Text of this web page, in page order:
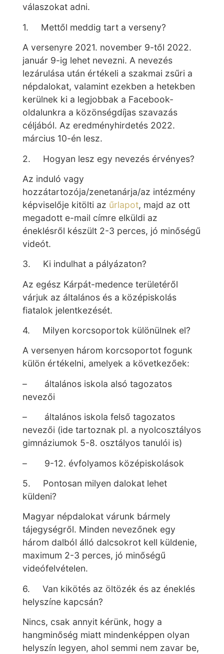
válaszokat adni.
1. Mettől meddig tart a verseny?
A versenyre 2021. november 9-től 2022.
január 9-ig lehet nevezni. A nevezés
lezárulása után értékeli a szakmai zsűri a
népdalokat, valamint ezekben a hetekben
kerülnek ki a legjobbak a Facebook-
oldalunkra a közönségdíjas szavazás
céljából. Az eredményhirdetés 2022.
március 10-én lesz.
2. Hogyan lesz egy nevezés érvényes?
Az induló vagy
hozzátartozója/zenetanárja/az intézmény
képviselője kitölti az űrlapot, majd az ott
megadott e-mail címre elküldi az
éneklésről készült 2-3 perces, jó minőségű
videót.
3. Ki indulhat a pályázaton?
Az egész Kárpát-medence területéről
várjuk az általános és a középiskolás
fiatalok jelentkezését.
4. Milyen korcsoportok különülnek el?
A versenyen három korcsoportot fogunk
külön értékelni, amelyek a következőek:
– általános iskola alsó tagozatos
nevezői
– általános iskola felső tagozatos
nevezői (ide tartoznak pl. a nyolcosztályos
gimnáziumok 5-8. osztályos tanulói is)
– 9-12. évfolyamos középiskolások
5. Pontosan milyen dalokat lehet
küldeni?
Magyar népdalokat várunk bármely
tájegységről. Minden nevezőnek egy
három dalból álló dalcsokrot kell küldenie,
maximum 2-3 perces, jó minőségű
videófelvételen.
6. Van kikötés az öltözék és az éneklés
helyszíne kapcsán?
Nincs, csak annyit kérünk, hogy a
hangminőség miatt mindenképpen olyan
helyszín legyen, ahol semmi nem zavar be,